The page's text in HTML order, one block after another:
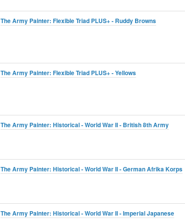
The Army Painter: Flexible Triad PLUS+ - Ruddy Browns
The Army Painter: Flexible Triad PLUS+ - Yellows
The Army Painter: Historical - World War II - British 8th Army
The Army Painter: Historical - World War II - German Afrika Korps
The Army Painter: Historical - World War II - Imperial Japanese